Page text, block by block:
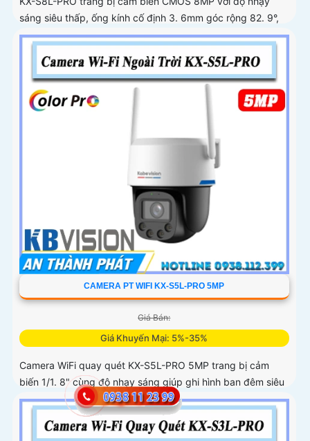
sáng siêu thấp, ống kính cố định 3. 6mm góc rộng 82. 9°,
hỗ trợ quay quét tự động, Auto Tracking theo dõi đối tượng
CAMERA PT WIFI KX-S5L-PRO 5MP
Giá Bán:
Giá Khuyến Mại: 5%-35%
Camera WiFi quay quét KX-S5L-PRO 5MP trang bị cảm
biến 1/1. 8" cùng độ nhạy sáng giúp ghi hình ban đêm siêu
rõ. Tích hợp Auto Tracking, phát hiện người, phương tiện,
quay quét tự...